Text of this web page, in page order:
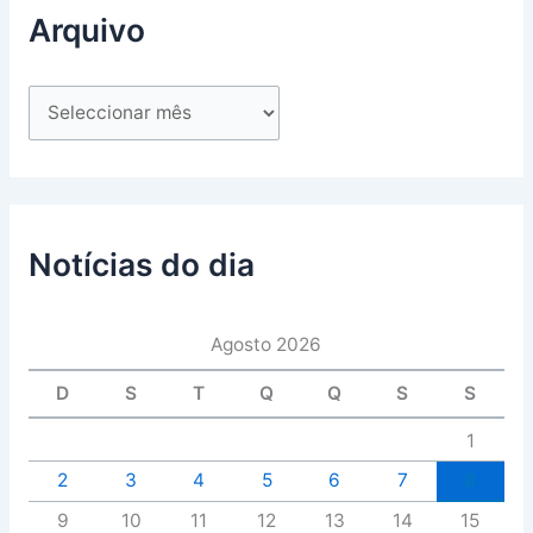
Arquivo
Notícias do dia
Agosto 2026
D S T Q Q S S
1
2
3 4 5 6 7
9
10 11 12 13 14
15